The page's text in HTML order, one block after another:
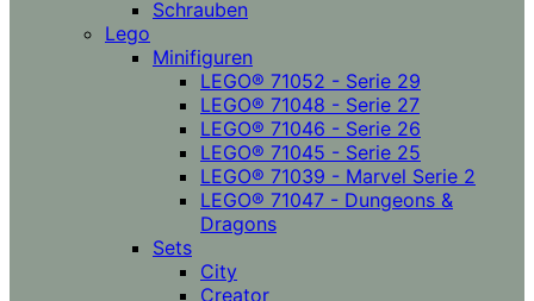
Schrauben
Lego
Minifiguren
LEGO® 71052 - Serie 29
LEGO® 71048 - Serie 27
LEGO® 71046 - Serie 26
LEGO® 71045 - Serie 25
LEGO® 71039 - Marvel Serie 2
LEGO® 71047 - Dungeons &
Dragons
Sets
City
Creator